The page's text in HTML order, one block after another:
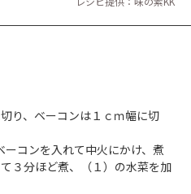
り、ベーコンは１ｃｍ幅に切
ーコンを入れて中火にかけ、煮
３分ほど煮、（１）の水菜を加